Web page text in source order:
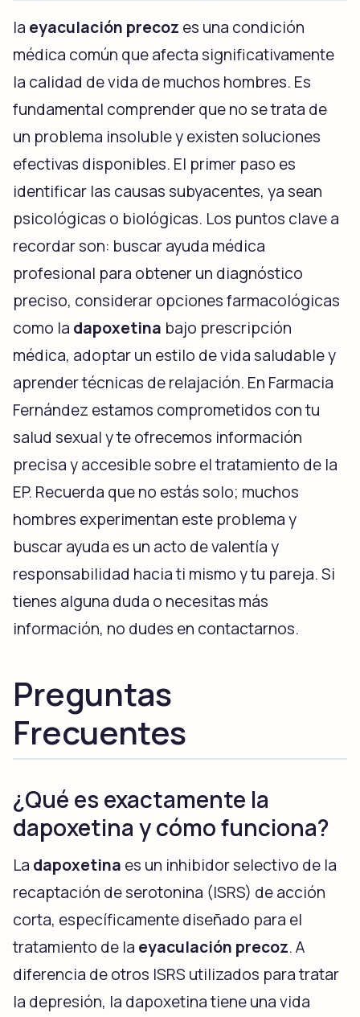
la eyaculación precoz es una condición
médica común que afecta significativamente
la calidad de vida de muchos hombres. Es
fundamental comprender que no se trata de
un problema insoluble y existen soluciones
efectivas disponibles. El primer paso es
identificar las causas subyacentes, ya sean
psicológicas o biológicas. Los puntos clave a
recordar son: buscar ayuda médica
profesional para obtener un diagnóstico
preciso, considerar opciones farmacológicas
como la dapoxetina bajo prescripción
médica, adoptar un estilo de vida saludable y
aprender técnicas de relajación. En Farmacia
Fernández estamos comprometidos con tu
salud sexual y te ofrecemos información
precisa y accesible sobre el tratamiento de la
EP. Recuerda que no estás solo; muchos
hombres experimentan este problema y
buscar ayuda es un acto de valentía y
responsabilidad hacia ti mismo y tu pareja. Si
tienes alguna duda o necesitas más
información, no dudes en contactarnos.
Preguntas
Frecuentes
¿Qué es exactamente la
dapoxetina y cómo funciona?
La dapoxetina es un inhibidor selectivo de la
recaptación de serotonina (ISRS) de acción
corta, específicamente diseñado para el
tratamiento de la eyaculación precoz. A
diferencia de otros ISRS utilizados para tratar
la depresión, la dapoxetina tiene una vida